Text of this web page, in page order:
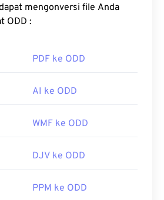
utama menggunakan
(Windows) dan macOS,
Lightroom. Di Windows, opsi
gunakanAdobe Photoshop
yang bisa dicoba adalah
mengonversi file Anda
yang lain ke format ODD :
PDF ke ODD
AI ke ODD
WMF ke ODD
DJV ke ODD
PPM ke ODD